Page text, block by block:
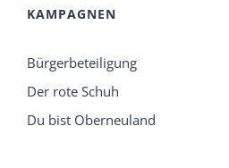
KAMPAGNEN
Bürgerbeteiligung
Der rote Schuh
Du bist Oberneuland